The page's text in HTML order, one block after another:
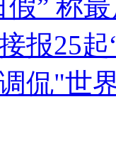
” 称
报25
侃"世